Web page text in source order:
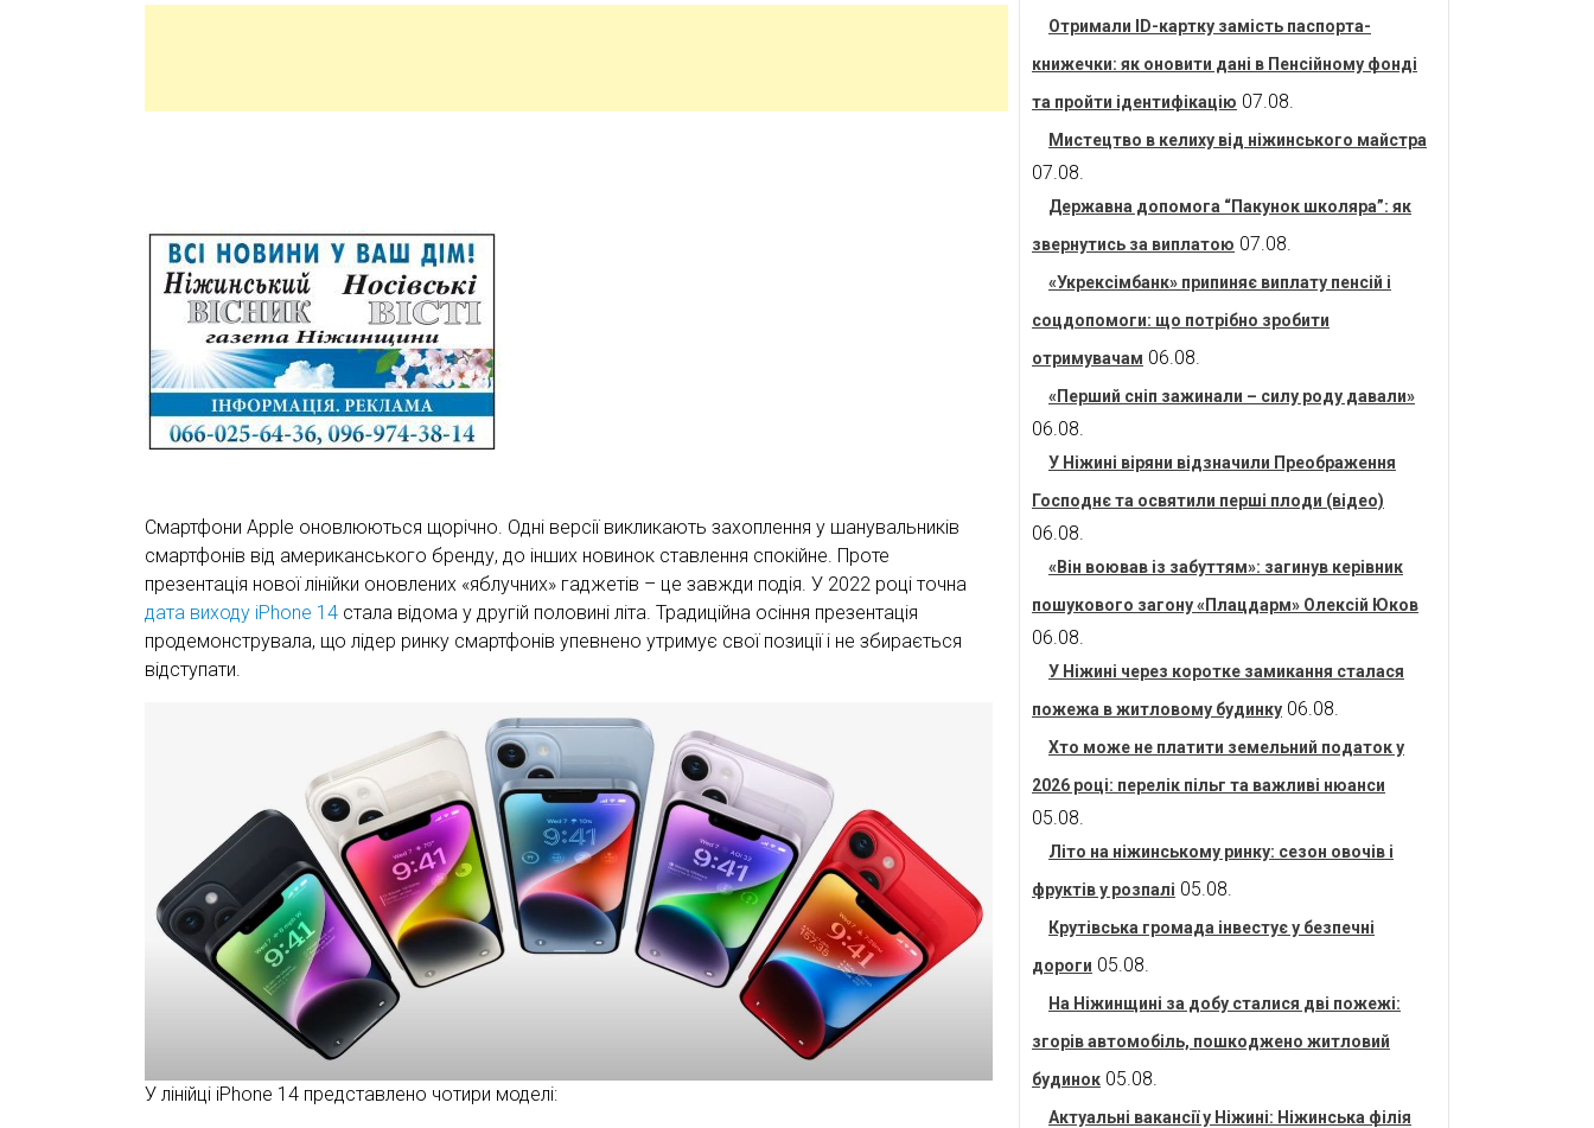
Смартфони Apple оновлюються щорічно. Одні версії викликають захоплення у шанувальників
смартфонів від американського бренду, до інших новинок ставлення спокійне. Проте
презентація нової лінійки оновлених «яблучних» гаджетів – це завжди подія. У 2022 році точна
дата виходу iPhone 14 стала відома у другій половині літа. Традиційна осіння презентація
продемонструвала, що лідер ринку смартфонів упевнено утримує свої позиції і не збирається
відступати.
У лінійці iPhone 14 представлено чотири моделі:
Отримали ID-картку замість паспорта-
книжечки: як оновити дані в Пенсійному фонді
та пройти ідентифікацію 07.08.
Мистецтво в келиху від ніжинського майстра
07.08.
Державна допомога “Пакунок школяра”: як
звернутись за виплатою 07.08.
«Укрексімбанк» припиняє виплату пенсій і
соцдопомоги: що потрібно зробити
отримувачам 06.08.
«Перший сніп зажинали – силу роду давали»
06.08.
У Ніжині віряни відзначили Преображення
Господнє та освятили перші плоди (відео)
06.08.
«Він воював із забуттям»: загинув керівник
пошукового загону «Плацдарм» Олексій Юков
06.08.
У Ніжині через коротке замикання сталася
пожежа в житловому будинку 06.08.
Хто може не платити земельний податок у
2026 році: перелік пільг та важливі нюанси
05.08.
Літо на ніжинському ринку: сезон овочів і
фруктів у розпалі 05.08.
Крутівська громада інвестує у безпечні
дороги 05.08.
На Ніжинщині за добу сталися дві пожежі:
згорів автомобіль, пошкоджено житловий
будинок 05.08.
Актуальні вакансії у Ніжині: Ніжинська філія